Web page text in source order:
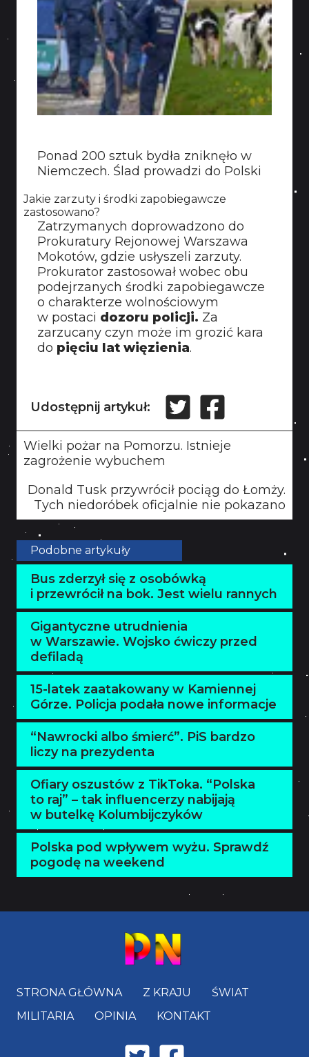
Ponad 200 sztuk bydła zniknęło w
Niemczech. Ślad prowadzi do Polski
Jakie zarzuty i środki zapobiegawcze
zastosowano?
Zatrzymanych doprowadzono do
Prokuratury Rejonowej Warszawa
Mokotów, gdzie usłyszeli zarzuty.
Prokurator zastosował wobec obu
podejrzanych środki zapobiegawcze
o charakterze wolnościowym
w postaci dozoru policji. Za
zarzucany czyn może im grozić kara
do pięciu lat więzienia.
Udostępnij artykuł:
Wielki pożar na Pomorzu. Istnieje
zagrożenie wybuchem
Donald Tusk przywrócił pociąg do Łomży.
Tych niedoróbek oficjalnie nie pokazano
Podobne artykuły
Bus zderzył się z osobówką
i przewrócił na bok. Jest wielu rannych
Gigantyczne utrudnienia
w Warszawie. Wojsko ćwiczy przed
defiladą
15-latek zaatakowany w Kamiennej
Górze. Policja podała nowe informacje
“Nawrocki albo śmierć”. PiS bardzo
liczy na prezydenta
Ofiary oszustów z TikToka. “Polska
to raj” – tak influencerzy nabijają
w butelkę Kolumbijczyków
Polska pod wpływem wyżu. Sprawdź
pogodę na weekend
STRONA GŁÓWNA Z KRAJU
ŚWIAT
MILITARIA
OPINIA KONTAKT